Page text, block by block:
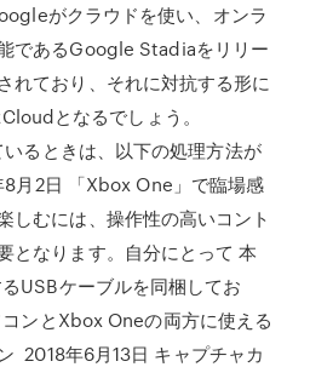
がクラウドを使い、オンラ
であるGoogle Stadiaをリリー
れており、それに対抗する形に
となるでしょう。
るときは、以下の処理方法が
8月2日 「Xbox One」で臨場感
しむには、操作性の高いコント
となります。自分にとって 本
USBケーブルを同梱してお
ンとXbox Oneの両方に使える
2018年6月13日 キャプチャカ